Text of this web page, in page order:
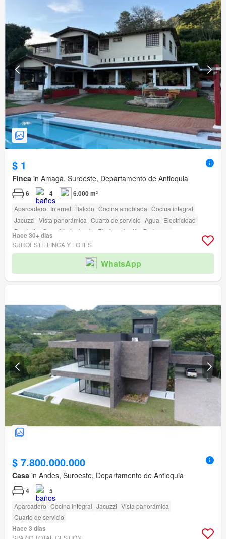
$ 1
Finca in Amagá, Suroeste, Departamento de Antioquia
6 4 6.000 m²
Aparcadero Internet Balcón Cocina amoblada Cocina integral
Jacuzzi Vista panorámica Cuarto de servicio Agua Electricidad
Depósito
Seguridad privada Piscina Jardín Barbecue
Hace 30+ días
SUROESTE FINCA Y LOTES
WhatsApp
$ 7.800.000.000
Casa in Andes, Suroeste, Departamento de Antioquia
4 5
Aparcadero Cocina integral Jacuzzi Vista panorámica
Cuarto de servicio
Hace 3 días